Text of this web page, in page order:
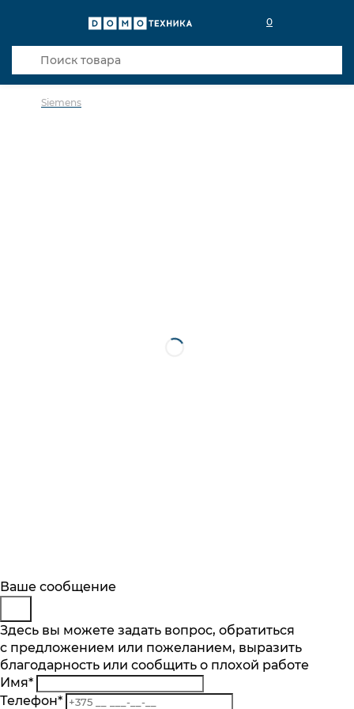
0
Siemens
Описание
Отзывы
Основные характеристики
Объем духового шкафа, л
71
Тип очистки
Будьте в курсе
Подпишитесь на последние обновления
и узнавайте о новинках и специальных
предложениях первыми
Подписаться
Заказ обратного звонка
Представьтесь
Телефон*
Комментарий
Ваше сообщение
Здесь вы можете задать вопрос, обратиться
с предложением или пожеланием, выразить
благодарность или сообщить о плохой работе
Имя*
Телефон*